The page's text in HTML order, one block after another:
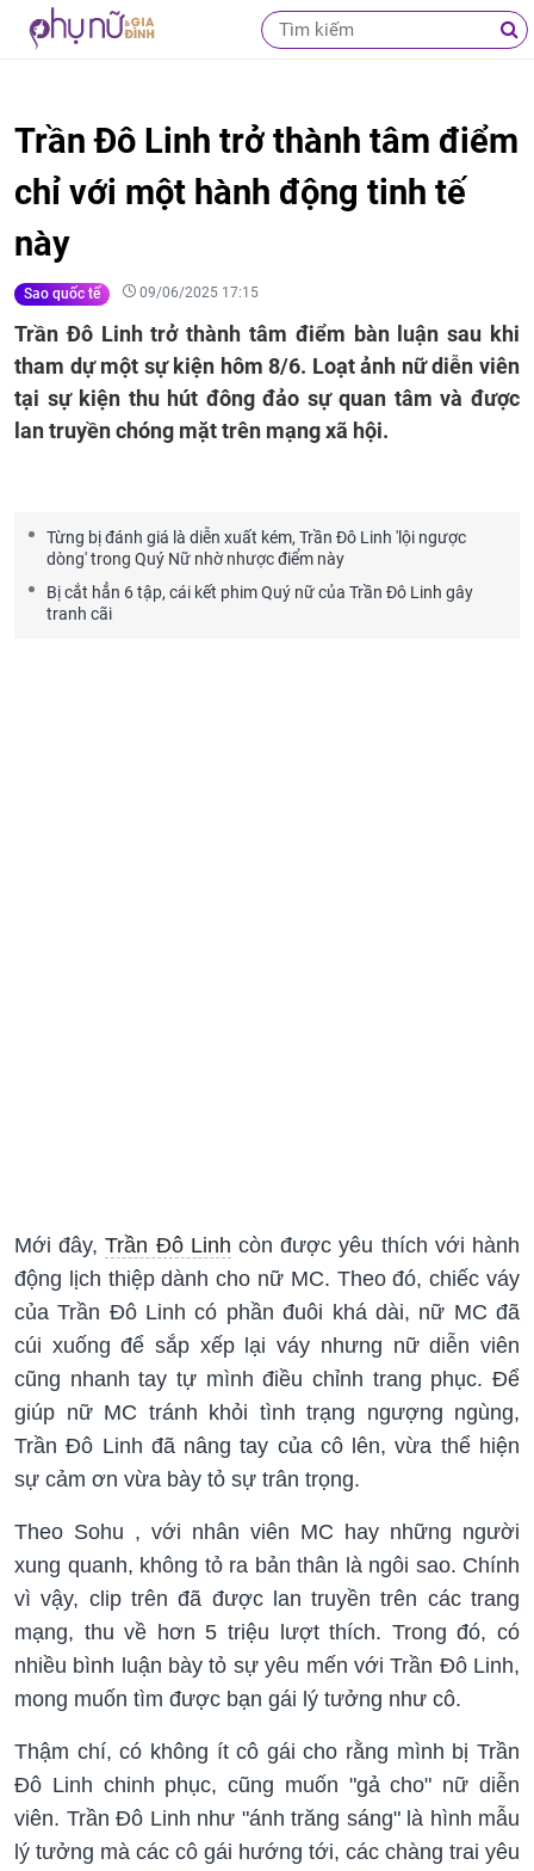
Trần Đô Linh trở thành tâm điểm
chỉ với một hành động tinh tế
này
Sao quốc tế 09/06/2025 17:15
Trần Đô Linh trở thành tâm điểm bàn luận sau khi
tham dự một sự kiện hôm 8/6. Loạt ảnh nữ diễn viên
tại sự kiện thu hút đông đảo sự quan tâm và được
lan truyền chóng mặt trên mạng xã hội.
Từng bị đánh giá là diễn xuất kém, Trần Đô Linh 'lội ngược
dòng' trong Quý Nữ nhờ nhược điểm này
Bị cắt hẳn 6 tập, cái kết phim Quý nữ của Trần Đô Linh gây
tranh cãi
Mới đây,Trần Đô Linh còn được yêu thích với hành
động lịch thiệp dành cho nữ MC. Theo đó, chiếc váy
của Trần Đô Linh có phần đuôi khá dài, nữ MC đã
cúi xuống để sắp xếp lại váy nhưng nữ diễn viên
cũng nhanh tay tự mình điều chỉnh trang phục. Để
giúp nữ MC tránh khỏi tình trạng ngượng ngùng,
Trần Đô Linh đã nâng tay của cô lên, vừa thể hiện
sự cảm ơn vừa bày tỏ sự trân trọng.
Theo Sohu , với nhân viên MC hay những người
xung quanh, không tỏ ra bản thân là ngôi sao. Chính
vì vậy, clip trên đã được lan truyền trên các trang
mạng, thu về hơn 5 triệu lượt thích. Trong đó, có
nhiều bình luận bày tỏ sự yêu mến với Trần Đô Linh,
mong muốn tìm được bạn gái lý tưởng như cô.
Thậm chí, có không ít cô gái cho rằng mình bị Trần
Đô Linh chinh phục, cũng muốn "gả cho" nữ diễn
viên. Trần Đô Linh như "ánh trăng sáng" là hình mẫu
lý tưởng mà các cô gái hướng tới, các chàng trai yêu